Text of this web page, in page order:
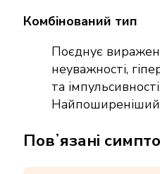
Комбінований тип
Поєднує
неуважності,
та імпульсивності.
Повʼязані